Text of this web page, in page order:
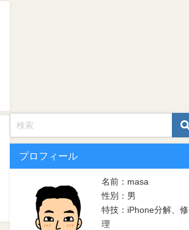
プロフィール
名前：masa
性別：男
特技：iPhone分解、修
理